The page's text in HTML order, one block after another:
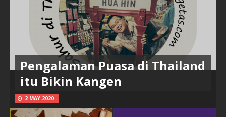
Pengalaman Puasa di Thailand
itu Bikin Kangen
2 MAY 2020